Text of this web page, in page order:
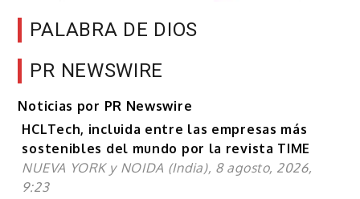
PALABRA DE DIOS
PR NEWSWIRE
Noticias por PR Newswire
HCLTech, incluida entre las empresas más
sostenibles del mundo por la revista TIME
NUEVA YORK y NOIDA (India), 8 agosto, 2026,
9:23